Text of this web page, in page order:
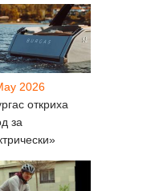
2026
откриха
за